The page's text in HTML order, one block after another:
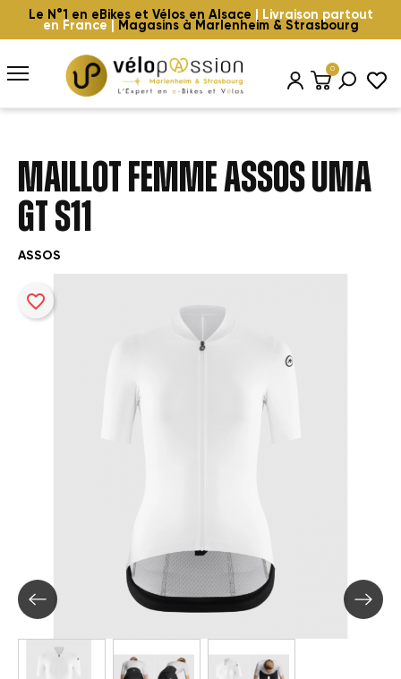
Le N°1 en eBikes et Vélos en Alsace | Livraison partout
en France | Magasins à Marlenheim & Strasbourg
0
MAILLOT FEMME ASSOS UMA
GT S11
ASSOS
favorite_border